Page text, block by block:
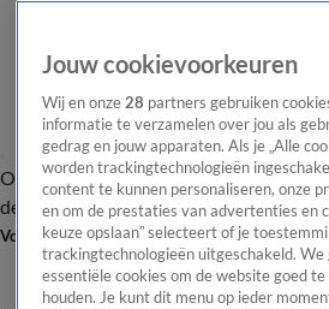
OverzichtAfleveringen Entertainment
de redactieNieuwsbrief
Volg Shownieuws
Jouw cookievoorkeuren
Wij en onze 28 partners gebruiken
informatie te verzamelen over jou als
gedrag en jouw apparaten. Als je „Alle
worden trackingtechnologieën
content te kunnen personaliseren, onze
en om de prestaties van advertenties en
keuze opslaan” selecteert of je
trackingtechnologieën uitgeschakeld.
essentiële cookies om de website goed
houden. Je kunt dit menu op ieder